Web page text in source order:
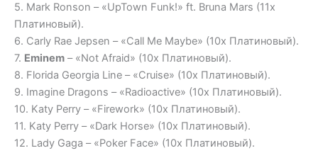
5. Mark Ronson – «UpTown Funk!» ft. Bruna Mars (11x
Платиновый).
6. Carly Rae Jepsen – «Call Me Maybe» (10x Платиновый).
7. Eminem – «Not Afraid» (10x Платиновый).
8. Florida Georgia Line – «Cruise» (10x Платиновый).
9. Imagine Dragons – «Radioactive» (10x Платиновый).
10. Katy Perry – «Firework» (10x Платиновый).
11. Katy Perry – «Dark Horse» (10x Платиновый).
12. Lady Gaga – «Poker Face» (10x Платиновый).